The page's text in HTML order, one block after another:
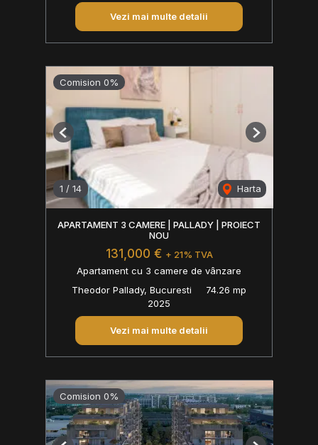
Vezi mai multe detalii
Comision 0%
1 / 14 Harta
Previous Next
APARTAMENT 3 CAMERE | PALLADY | PROIECT
NOU
131,000 € + 21% TVA
Apartament cu 3 camere de vânzare
Theodor Pallady, Bucuresti
74.26 mp
2025
Vezi mai multe detalii
Comision 0%